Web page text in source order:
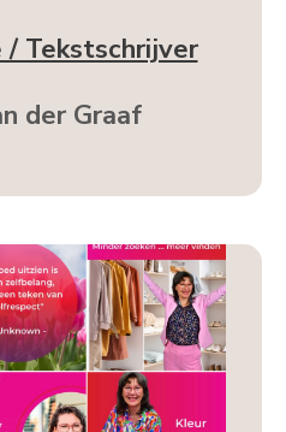
/ Tekstschrijver
der Graaf